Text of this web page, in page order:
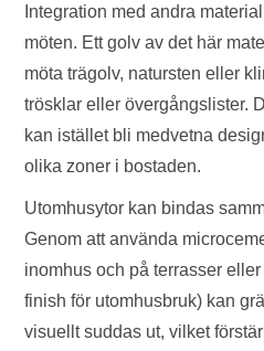
Integration med andra
möten. Ett golv av det här
möta trägolv, natursten eller
trösklar eller övergångslister.
kan istället bli medvetna
olika zoner i bostaden.
Utomhusytor kan bindas
Genom att använda
inomhus och på terrasser
finish för utomhusbruk) kan
visuellt suddas ut, vilket